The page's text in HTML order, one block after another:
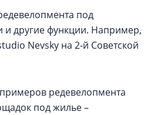
под
и другие функции. Например,
Nevsky на 2-й Советской
редевелопмента
под жилье –